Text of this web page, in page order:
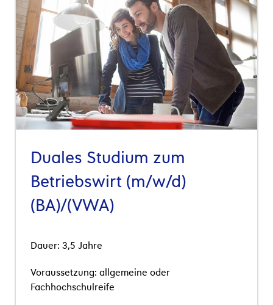
Duales Studium zum
Betriebswirt (m/w/d)
(BA)/(VWA)
Dauer: 3,5 Jahre
Voraussetzung: allgemeine oder
Fachhochschulreife